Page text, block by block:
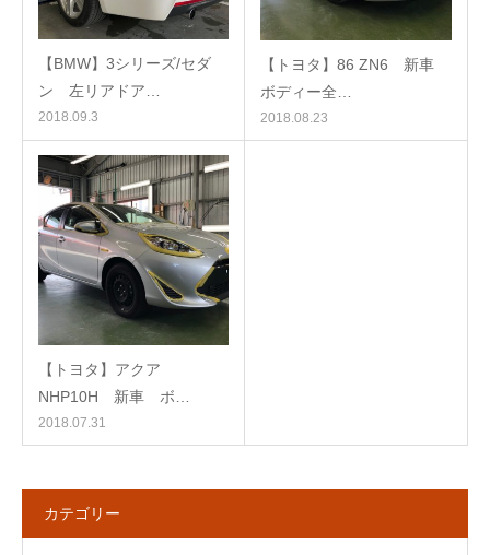
【BMW】3シリーズ/セダ
ン 左リアドア…
2018.09.3
【トヨタ】86 ZN6 新車
ボディー全…
2018.08.23
【トヨタ】アクア
NHP10H 新車 ボ…
2018.07.31
カテゴリー